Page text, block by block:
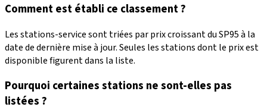
Comment est établi ce classement ?
Les stations-service sont triées par prix croissant du SP95 à la
date de dernière mise à jour. Seules les stations dont le prix est
disponible figurent dans la liste.
Pourquoi certaines stations ne sont-elles pas
listées ?